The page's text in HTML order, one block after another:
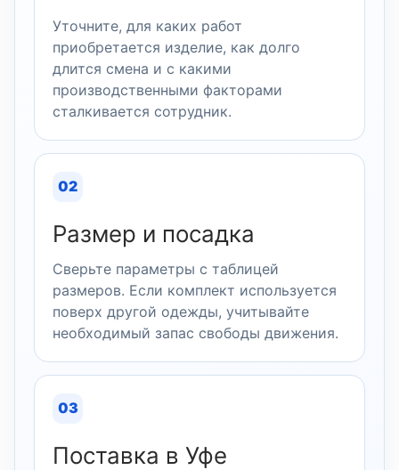
Уточните, для каких работ
приобретается изделие, как долго
длится смена и с какими
производственными факторами
сталкивается сотрудник.
02
Размер и посадка
Сверьте параметры с таблицей
размеров. Если комплект используется
поверх другой одежды, учитывайте
необходимый запас свободы движения.
03
Поставка в Уфе